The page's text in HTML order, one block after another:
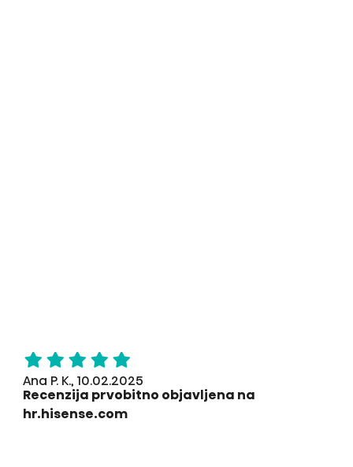
Ana P. K., 10.02.2025
Recenzija prvobitno objavljena na
hr.hisense.com